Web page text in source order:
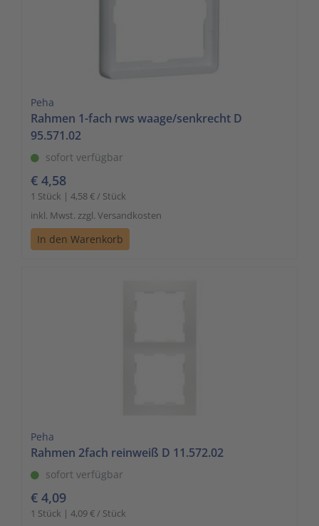
Peha
Rahmen 1-fach rws waage/senkrecht D
95.571.02
sofort verfügbar
€ 4,58
1 Stück | 4,58 € / Stück
inkl. Mwst. zzgl. Versandkosten
In den Warenkorb
Peha
Rahmen 2fach reinweiß D 11.572.02
sofort verfügbar
€ 4,09
1 Stück | 4,09 € / Stück